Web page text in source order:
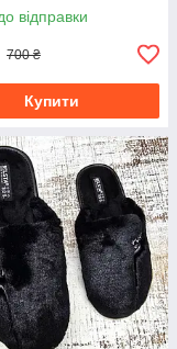
відправки
700 ₴
Купити